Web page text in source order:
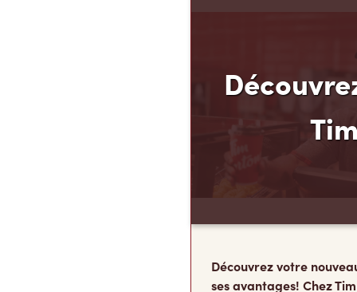
Découvrez votre
ses avantages! Chez